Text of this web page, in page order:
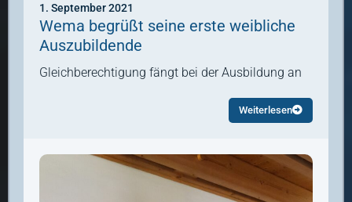
1. September 2021
Wema begrüßt seine erste weibliche
Auszubildende
Gleichberechtigung fängt bei der Ausbildung an
Weiterlesen